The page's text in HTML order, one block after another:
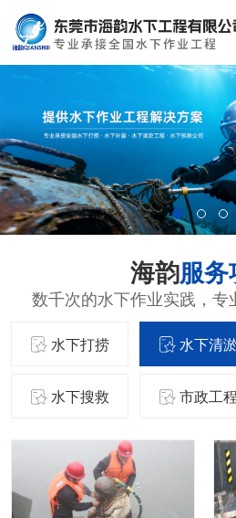
海韵服务
数千次的水下作业实践，专
水下打捞 水下清
水下搜救 市政工程